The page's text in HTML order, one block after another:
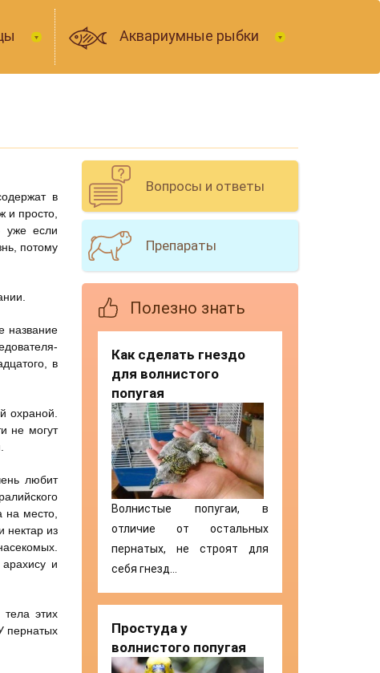
Аквариумные рыбки
в
и просто,
уже если
потому
название
в
охраной.
не могут
любит
на место,
нектар из
и
этих
пернатых
Вопросы и ответы
Препараты
Полезно знать
Как сделать гнездо
для волнистого
попугая
Волнистые попугаи, в
отличие от остальных
пернатых, не строят для
себя гнезд…
Простуда у
волнистого попугая